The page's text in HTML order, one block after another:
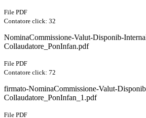
File PDF
Contatore click: 32
NominaCommissione-Valut-Disponib-
Collaudatore_PonInfan.pdf
File PDF
Contatore click: 72
firmato-NominaCommissione-Valut-
Collaudatore_PonInfan_1.pdf
File PDF